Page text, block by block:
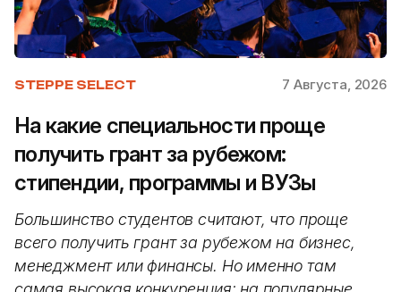
STEPPE SELECT 7 Августа, 2026
На какие специальности проще
получить грант за рубежом:
стипендии, программы и ВУЗы
Большинство студентов считают, что проще
всего получить грант за рубежом на бизнес,
менеджмент или финансы. Но именно там